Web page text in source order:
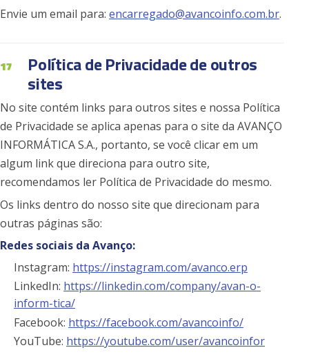
Envie um email para: encarregado@avancoinfo.com.br.
17 Política de Privacidade de outros
sites
No site contém links para outros sites e nossa Política
de Privacidade se aplica apenas para o site da AVANÇO
INFORMÁTICA S.A., portanto, se você clicar em um
algum link que direciona para outro site,
recomendamos ler Política de Privacidade do mesmo.
Os links dentro do nosso site que direcionam para
outras páginas são:
Redes sociais da Avanço:
Instagram: https://instagram.com/avanco.erp
LinkedIn: https://linkedin.com/company/avan-o-
inform-tica/
Facebook: https://facebook.com/avancoinfo/
YouTube: https://youtube.com/user/avancoinfor